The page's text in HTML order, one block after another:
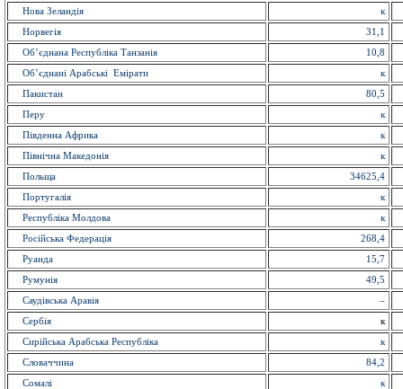
Нова Зеландія к
Норвегія 31,1
Об’єднана Республіка Танзанія 10,8
Об’єднані Арабські Емірати к
Пакистан 80,5
Перу к
Південна Африка к
Північна Македонія к
Польща 34625,4
Португалiя к
Республіка Молдова к
Російська Федерація 268,4
Руанда 15,7
Румунія 49,5
Саудівська Аравія –
Сербія к
Сирійська Арабська Республіка к
Словаччина 84,2
Сомалі к